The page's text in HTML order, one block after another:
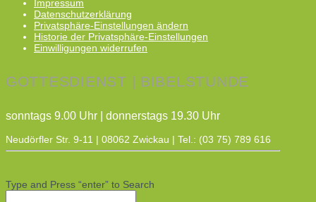
Impressum
Datenschutzerklärung
Privatsphäre-Einstellungen ändern
Historie der Privatsphäre-Einstellungen
Einwilligungen widerrufen
GOTTESDIENST | BIBELSTUNDE
sonntags 9.00 Uhr | donnerstags 19.30 Uhr
Neudörfler Str. 9-11 | 08062 Zwickau | Tel.: (03 75) 789 616
Type and Press “enter” to Search